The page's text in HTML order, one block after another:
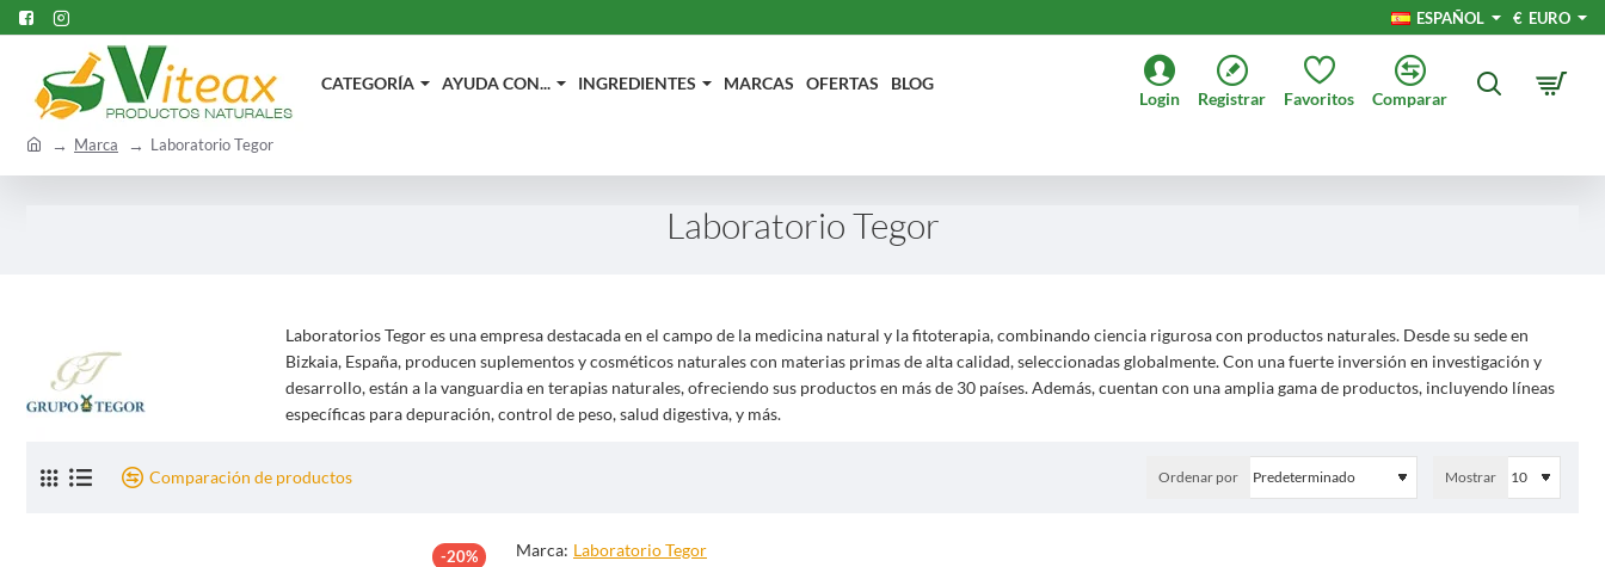
ESPAÑOL € EURO
CATEGORÍA AYUDA CON... INGREDIENTES MARCAS OFERTAS BLOG
Login Registrar Favoritos Comparar
Laboratorio Tegor
Marca Laboratorio Tegor
Laboratorios Tegor es una empresa destacada en el campo de la medicina natural y la fitoterapia, combinando ciencia rigurosa con productos naturales. Desde su sede en
Bizkaia, España, producen suplementos y cosméticos naturales con materias primas de alta calidad, seleccionadas globalmente. Con una fuerte inversión en investigación y
desarrollo, están a la vanguardia en terapias naturales, ofreciendo sus productos en más de 30 países. Además, cuentan con una amplia gama de productos, incluyendo líneas
específicas para depuración, control de peso, salud digestiva, y más.
Comparación de productos Ordenar por Mostrar
-20% Marca: Laboratorio Tegor